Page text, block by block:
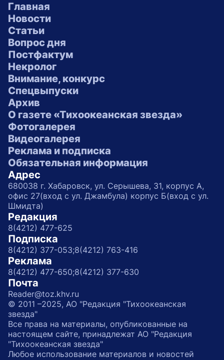
Главная
Новости
Статьи
Вопрос дня
Постфактум
Некролог
Внимание, конкурс
Спецвыпуски
Архив
О газете «Тихоокеанская звезда»
Фотогалерея
Видеогалерея
Реклама и подписка
Обязательная информация
Адрес
680038 г. Хабаровск, ул. Серышева, 31, корпус А,
офис 27(вход с ул. Джамбула) корпус Б(вход с ул.
Шмидта)
Редакция
8(4212) 477-625
Подписка
8(4212) 377-053;8(4212) 763-416
Реклама
8(4212) 477-650;8(4212) 377-630
Почта
Reader@toz.khv.ru
© 2011 –2025, АО "Редакция "Тихоокеанская
звезда"
Все права на материалы, опубликованные на
настоящем сайте, принадлежат АО "Редакция
"Тихоокеанская звезда"
Любое использование материалов и новостей